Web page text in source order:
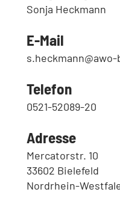
Sonja Heckmann
E-Mail
Telefon
0521-52089-20
Adresse
Mercatorstr. 10
33602 Bielefeld
Nordrhein-